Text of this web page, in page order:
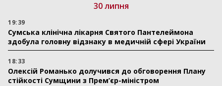
30 липня
19:39
Сумська клінічна лікарня Святого Пантелеймона
здобула головну відзнаку в медичній сфері України
18:33
Олексій Романько долучився до обговорення Плану
стійкості Сумщини з Прем’єр-міністром